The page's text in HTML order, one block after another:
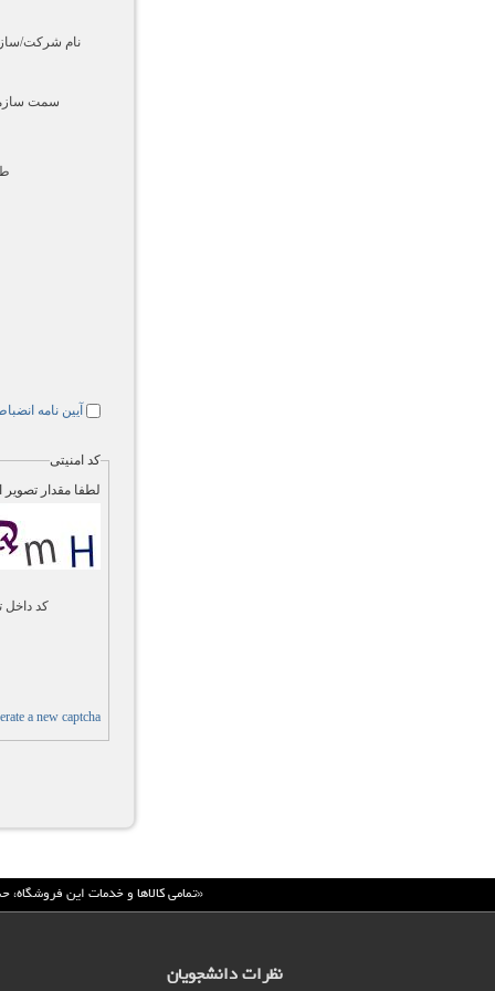
نام شرکت/
سمت
آيين نامه
کد امنیتی
لطفا مقدار تصویر
کد
a new captcha
«تمامي كالاها و خدمات اين
نظرات دانشجویان